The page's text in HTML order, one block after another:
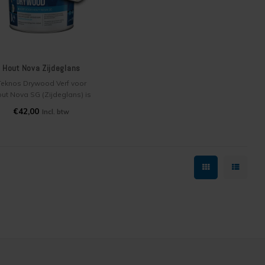
Hout Nova Zijdeglans
Drywood Verf voor
Nova SG (Zijdeglans) is
op waterbasis. Deze
€42,00 Incl. btw